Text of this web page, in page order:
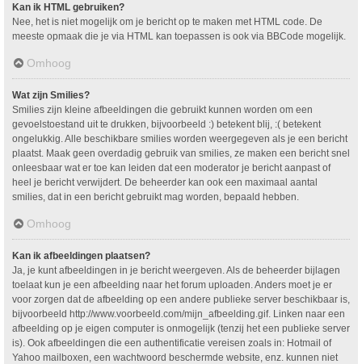
Kan ik HTML gebruiken?
Nee, het is niet mogelijk om je bericht op te maken met HTML code. De
meeste opmaak die je via HTML kan toepassen is ook via BBCode mogelijk.
Omhoog
Wat zijn Smilies?
Smilies zijn kleine afbeeldingen die gebruikt kunnen worden om een
gevoelstoestand uit te drukken, bijvoorbeeld :) betekent blij, :( betekent
ongelukkig. Alle beschikbare smilies worden weergegeven als je een bericht
plaatst. Maak geen overdadig gebruik van smilies, ze maken een bericht snel
onleesbaar wat er toe kan leiden dat een moderator je bericht aanpast of
heel je bericht verwijdert. De beheerder kan ook een maximaal aantal
smilies, dat in een bericht gebruikt mag worden, bepaald hebben.
Omhoog
Kan ik afbeeldingen plaatsen?
Ja, je kunt afbeeldingen in je bericht weergeven. Als de beheerder bijlagen
toelaat kun je een afbeelding naar het forum uploaden. Anders moet je er
voor zorgen dat de afbeelding op een andere publieke server beschikbaar is,
bijvoorbeeld http://www.voorbeeld.com/mijn_afbeelding.gif. Linken naar een
afbeelding op je eigen computer is onmogelijk (tenzij het een publieke server
is). Ook afbeeldingen die een authentificatie vereisen zoals in: Hotmail of
Yahoo mailboxen, een wachtwoord beschermde website, enz. kunnen niet